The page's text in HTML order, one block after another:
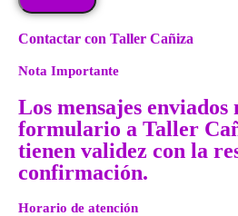
Contactar con Taller Cañiza
Nota Importante
Los mensajes enviados
formulario a Taller
tienen validez con la
confirmación.
Horario de atención